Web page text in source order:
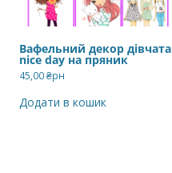
Вафельний декор дівчата
nice day на пряник
45,00₴рн
Додати в кошик